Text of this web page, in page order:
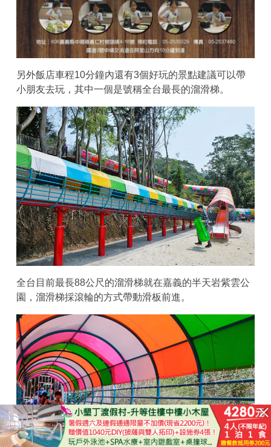
另外飯店車程10分鐘內還有3個好玩的景點建議可以帶
小朋友去玩，其中一個是號稱全台最長的溜滑梯。
全台目前最長88公尺的溜滑梯就在嘉義的半天岩紫雲公
園，溜滑梯採滾輪的方式帶動滑板前進。
已結束